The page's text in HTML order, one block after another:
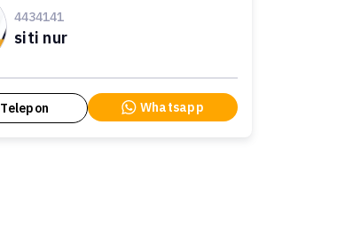
4434141
siti nur
Telepon Whatsapp